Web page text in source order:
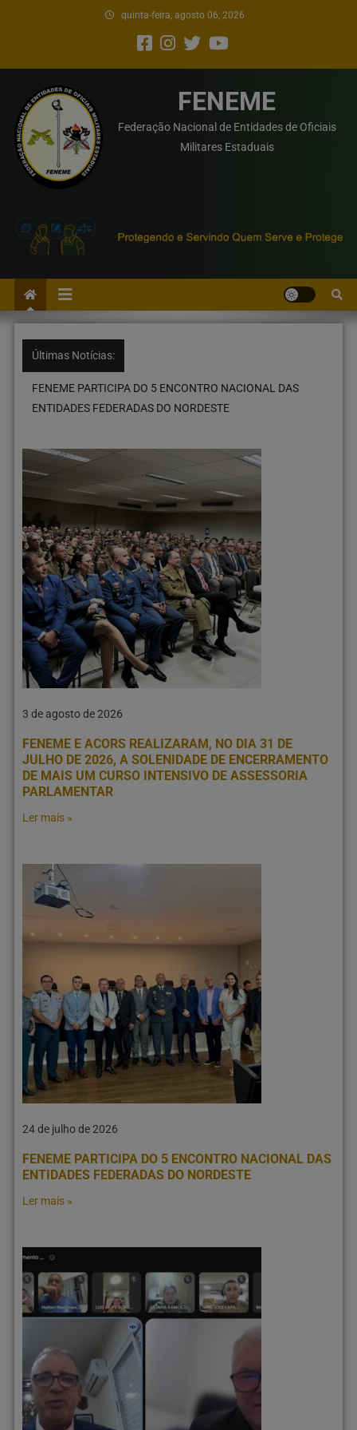
quinta-feira, agosto 06, 2026
FENEME
Federação Nacional de Entidades de Oficiais
Militares Estaduais
Últimas Notícias:
FENEME E ACORS/SC DÃO INÍCIO AO CURSO INTENSIVO DE
ASSESSORIA MILITAR COM 161 PARTICIPANTES
3 de agosto de 2026
FENEME E ACORS REALIZARAM, NO DIA 31 DE
JULHO DE 2026, A SOLENIDADE DE ENCERRAMENTO
DE MAIS UM CURSO INTENSIVO DE ASSESSORIA
PARLAMENTAR
Ler mais »
24 de julho de 2026
FENEME PARTICIPA DO 5 ENCONTRO NACIONAL DAS
ENTIDADES FEDERADAS DO NORDESTE
Ler mais »